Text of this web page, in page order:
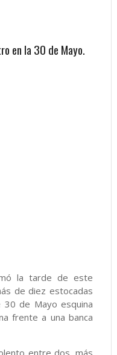
en la 30 de Mayo.
la tarde de este
de diez estocadas
30 de Mayo esquina
frente a una banca